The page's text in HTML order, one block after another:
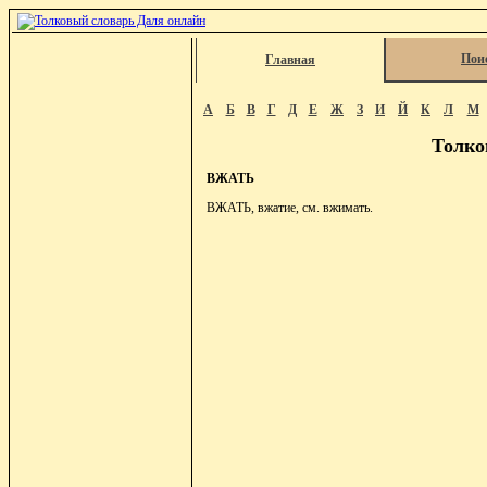
Главная
А Б В Г Д Е Ж З И Й К Л М
ВЖАТЬ
ВЖАТЬ, вжатие, см. вжимать.